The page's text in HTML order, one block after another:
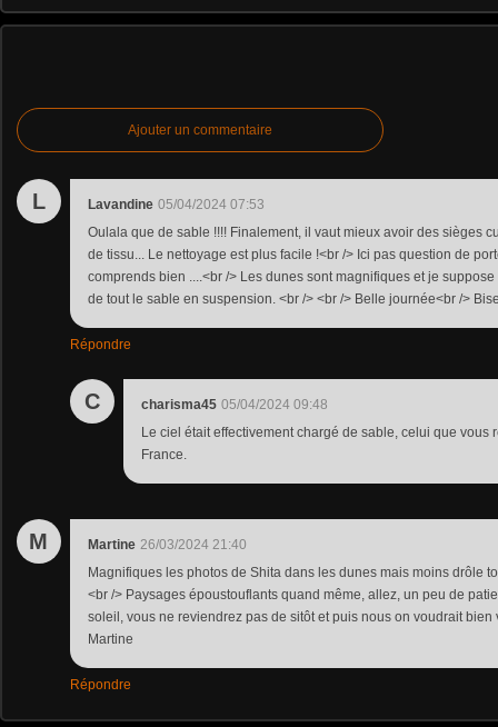
Ajouter un commentaire
L Lavandine 05/04/2024 07:53
Oulala que de sable !!!! Finalement, il vaut mieux avoir des sièges
de tissu... Le nettoyage est plus facile !<br /> Ici pas question de
comprends bien ....<br /> Les dunes sont magnifiques et je
de tout le sable en suspension. <br /> <br /> Belle journée<br />
Répondre
C charisma45 05/04/2024 09:48
Le ciel était effectivement chargé de sable, celui que vous
France.
M Martine 26/03/2024 21:40
Magnifiques les photos de Shita dans les dunes mais moins drôle
<br /> Paysages époustouflants quand même, allez, un peu de
soleil, vous ne reviendrez pas de sitôt et puis nous on voudrait bien
Martine
Répondre